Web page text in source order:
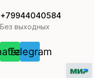
+79944040584
Без выходных
Telegram